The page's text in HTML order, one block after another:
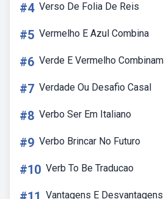
#4 Verso De Folia De Reis
#5 Vermelho E Azul Combina
#6 Verde E Vermelho Combinam
#7 Verdade Ou Desafio Casal
#8 Verbo Ser Em Italiano
#9 Verbo Brincar No Futuro
#10 Verb To Be Traducao
Vantagens E Desvantagens